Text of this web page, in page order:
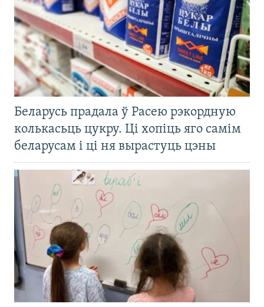
Беларусь прадала ў Расею рэкордную
колькасьць цукру. Ці хопіць яго самім
беларусам і ці ня вырастуць цэны